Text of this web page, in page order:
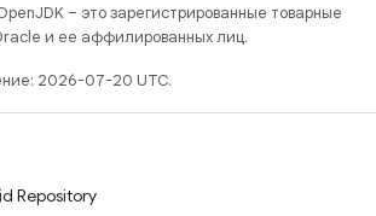
– это зарегистрированные товарные
и ее аффилированных лиц.
2026-07-20 UTC.
Repository